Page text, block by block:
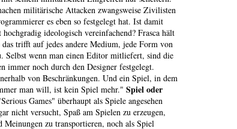
militärische Attacken zwangsweise Zivilisten
es eben so festgelegt hat. Ist damit
ideologisch vereinfachend? Frasca hält
trifft auf jedes andere Medium, jede Form von
Selbst wenn man einen Editor mitliefert, sind die
immer noch durch den Designer festgelegt.
von Beschränkungen. Und ein Spiel, in dem
man will, ist kein Spiel mehr." Spiel oder
Games" überhaupt als Spiele angesehen
nicht versucht, Spaß am Spielen zu erzeugen,
Meinungen zu transportieren, noch als Spiel